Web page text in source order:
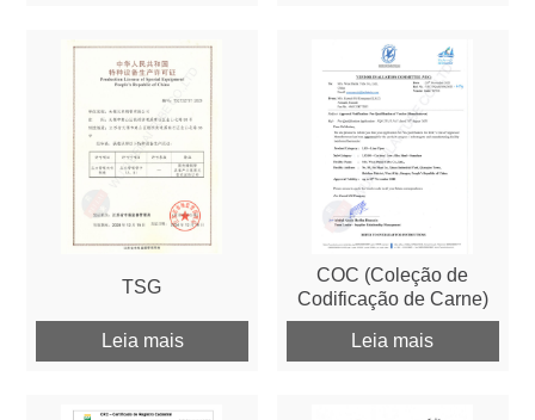
TSG
Leia mais
COC (Coleção de
Codificação de Carne)
Leia mais